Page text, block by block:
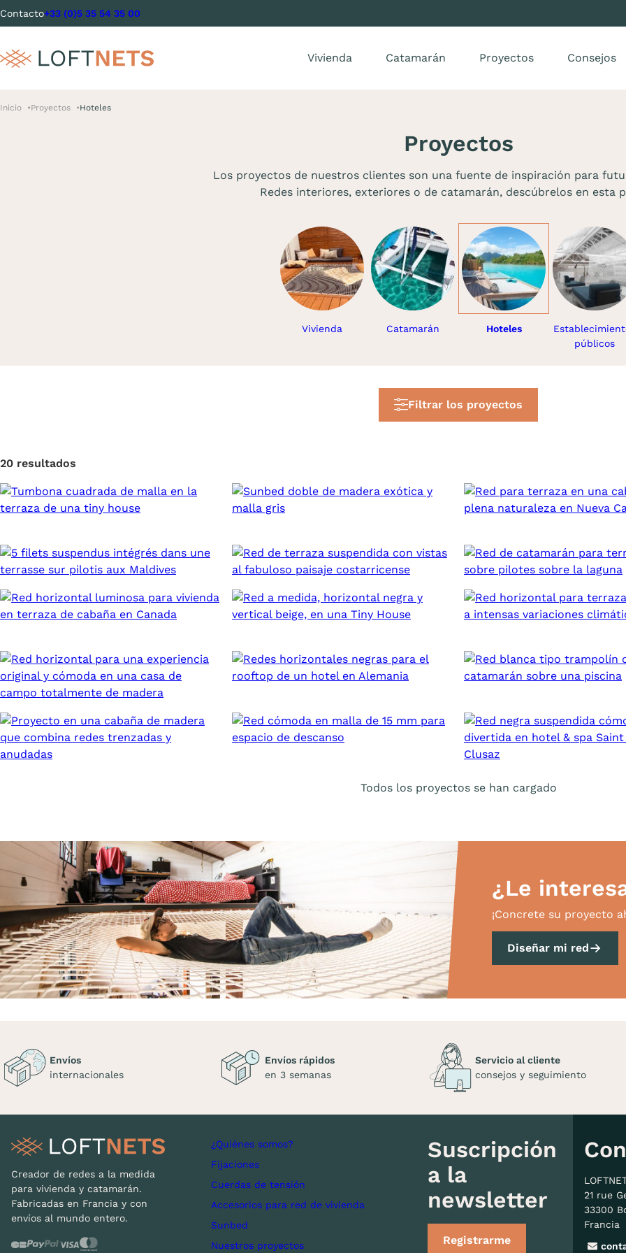
Contacto+33 (0)5 35 54 35 00
Vivienda Catamarán Proyectos Consejos
Inicio Proyectos Hoteles
Proyectos
Los proyectos de nuestros clientes son una fuente de inspiración para
Redes interiores, exteriores o de catamarán, descúbrelos en esta
Vivienda Catamarán Hoteles
públicos
Filtrar los proyectos
20 resultados
Todos los proyectos se han cargado
¿Le
¡Concrete su proyecto
Diseñar mi red
Envíos
internacionales
Envíos rápidos
en 3 semanas
Servicio al cliente
consejos y seguimiento
Creador de redes a la medida
para vivienda y catamarán.
Fabricadas en Francia y con
envíos al mundo entero.
¿Quiénes somos?
Fijaciones
Cuerdas de tensión
Accesorios para red de vivienda
Sunbed
Nuestros proyectos
Suscripción
a la
newsletter
Registrarme
21 rue
33300
Francia